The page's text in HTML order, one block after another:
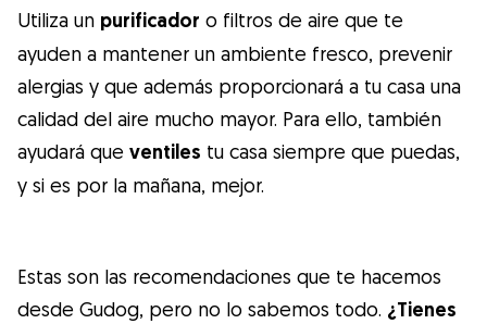
Utiliza un purificador o filtros de aire que te
ayuden a mantener un ambiente fresco, prevenir
alergias y que además proporcionará a tu casa una
calidad del aire mucho mayor. Para ello, también
ayudará que ventiles tu casa siempre que puedas,
y si es por la mañana, mejor.
Estas son las recomendaciones que te hacemos
desde Gudog, pero no lo sabemos todo. ¿Tienes